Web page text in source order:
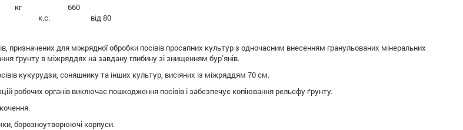
660
к.с. від 80
призначених для міжрядної обробки посівів просапних культур з одночасним внесенням гранульованих мінеральних
ґрунту в міжряддях на завдану глибину зі знищенням бур’янів.
кукурудзи, соняшнику та інших культур, висіяних із міжряддям 70 см.
робочих органів виключає пошкодження посівів і забезпечує копіювання рельєфу ґрунту.
борозноутворюючі корпуси.